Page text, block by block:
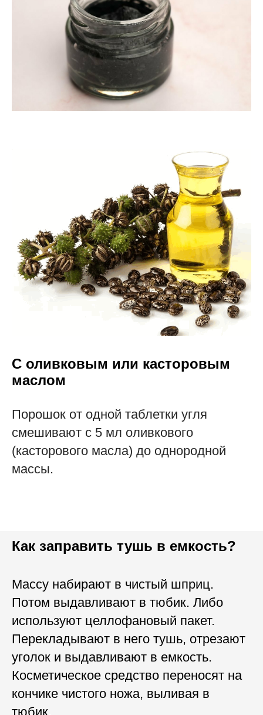
С оливковым или касторовым
маслом
Порошок от одной таблетки угля
смешивают с 5 мл оливкового
(касторового масла) до однородной
массы.
Как заправить тушь в емкость?
Массу набирают в чистый шприц.
Потом выдавливают в тюбик. Либо
используют целлофановый пакет.
Перекладывают в него тушь, отрезают
уголок и выдавливают в емкость.
Косметическое средство переносят на
кончике чистого ножа, выливая в
тюбик.